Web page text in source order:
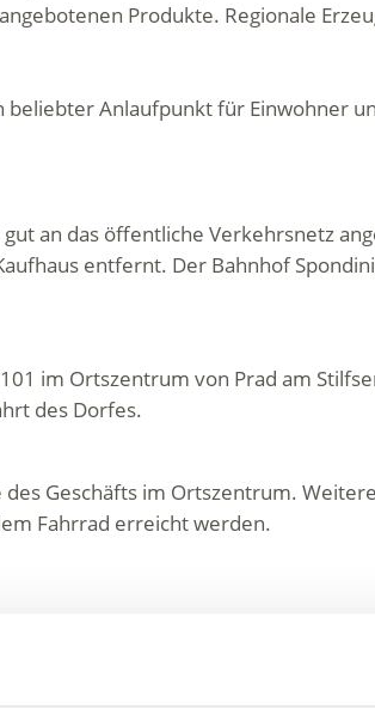
Produkte. Regionale
beliebter Anlaufpunkt für Einwohner
an das öffentliche Verkehrsnetz
entfernt. Der Bahnhof
im Ortszentrum von Prad am
des Dorfes.
Geschäfts im Ortszentrum.
Fahrrad erreicht werden.